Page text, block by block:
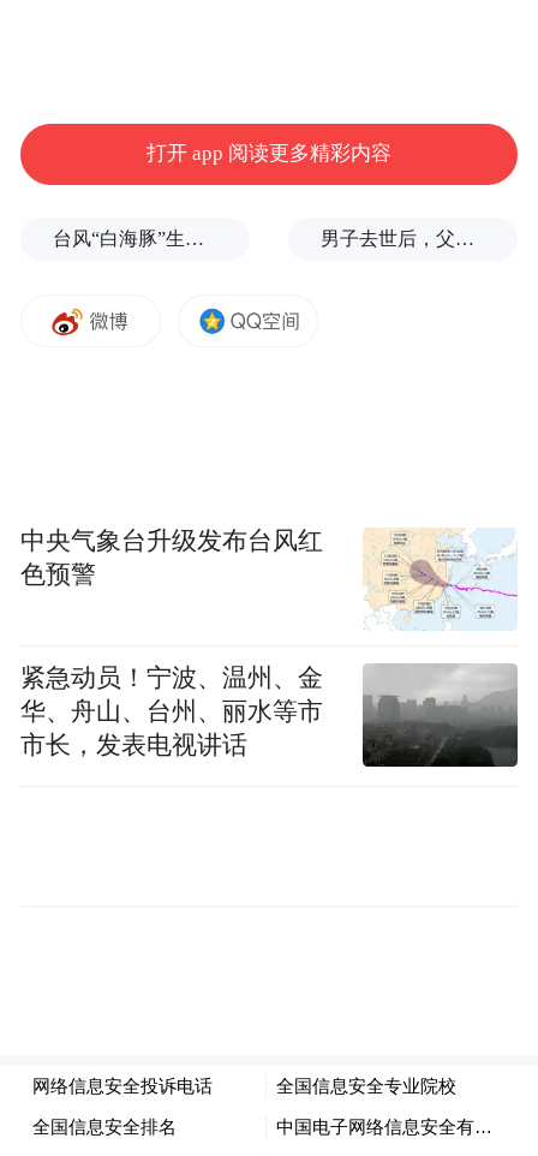
家一样”。
巴拿马外交部长哈维尔-马丁内斯-阿查 资料图
实际上，马丁内斯-阿查近期频繁搬出“尊重”
二字。另据路透社报道，上个月，他说，巴
拿马“尊重所有国家的法律主权，也只是要求
得到同样的待遇”。5月初，他又说，“巴拿马
权，后获得续期。然而，在美国总统特朗普
施压下，巴拿马最高法院今年1月以所谓“违
打开 app 阅读更多精彩内容
台风“白海豚”生命史即将超过15天，是普通台风3倍以上，环流直径达1300公里 男子去世后，父母要求对孙子进行亲子鉴定，儿媳拒绝
中央气象台升级发布台风红
色预警
紧急动员！宁波、温州、金
华、舟山、台州、丽水等市
市长，发表电视讲话